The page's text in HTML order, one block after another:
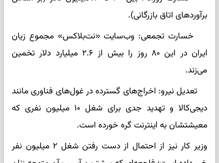
برآوردهای اتاق بازرگانی).
خسارت تجمعی: وب‌سایت «نت‌بلاکس» مجموع زیان
ایران در این ۸۰ روز را بیش از ۲.۶ میلیارد دلار تخمین
می‌زند.
تعدیل نیرو: اخراج‌های گسترده در غول‌های فناوری مانند
دیجی‌کالا و تهدید جدی برای شغل ۱۰ میلیون نفری که
معیشتشان به اینترنت گره خورده است.
وزیر کار نیز از احتمال از دست رفتن شغل ۲ میلیون نفر